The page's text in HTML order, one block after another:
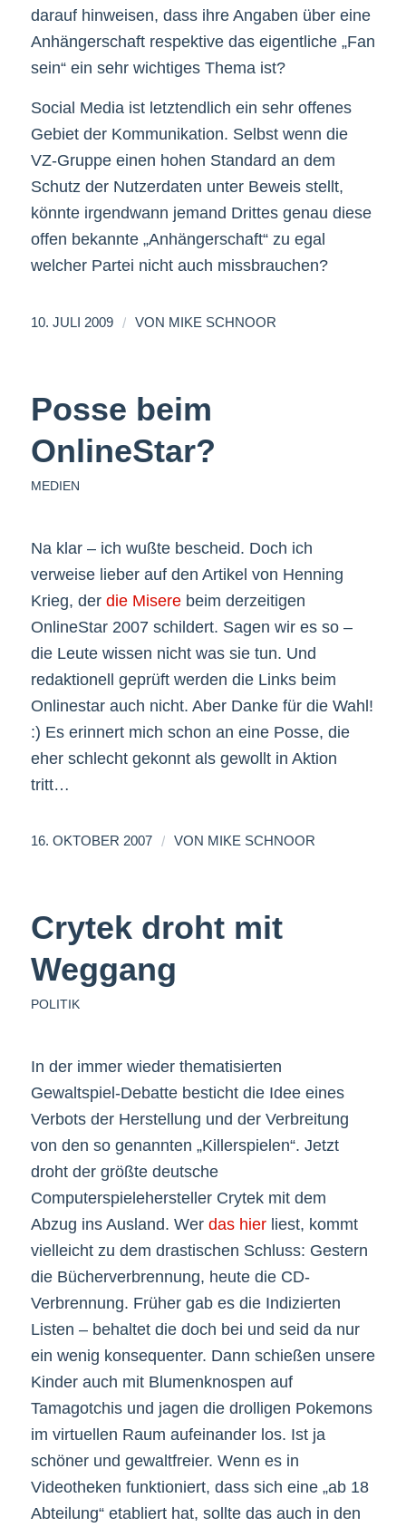
darauf hinweisen, dass ihre Angaben über eine
Anhängerschaft respektive das eigentliche „Fan
sein“ ein sehr wichtiges Thema ist?
Social Media ist letztendlich ein sehr offenes
Gebiet der Kommunikation. Selbst wenn die
VZ-Gruppe einen hohen Standard an dem
Schutz der Nutzerdaten unter Beweis stellt,
könnte irgendwann jemand Drittes genau diese
offen bekannte „Anhängerschaft“ zu egal
welcher Partei nicht auch missbrauchen?
10. JULI 2009 / VON MIKE SCHNOOR
Posse beim
OnlineStar?
MEDIEN
Na klar – ich wußte bescheid. Doch ich
verweise lieber auf den Artikel von Henning
Krieg, der die Miserebeim derzeitigen
OnlineStar 2007 schildert. Sagen wir es so –
die Leute wissen nicht was sie tun. Und
redaktionell geprüft werden die Links beim
Onlinestar auch nicht. Aber Danke für die Wahl!
:) Es erinnert mich schon an eine Posse, die
eher schlecht gekonnt als gewollt in Aktion
tritt…
16. OKTOBER 2007 / VON MIKE SCHNOOR
Crytek droht mit
Weggang
POLITIK
In der immer wieder thematisierten
Gewaltspiel-Debatte besticht die Idee eines
Verbots der Herstellung und der Verbreitung
von den so genannten „Killerspielen“. Jetzt
droht der größte deutsche
Computerspielehersteller Crytek mit dem
Abzug ins Ausland. Wer das hierliest, kommt
vielleicht zu dem drastischen Schluss: Gestern
die Bücherverbrennung, heute die CD-
Verbrennung. Früher gab es die Indizierten
Listen – behaltet die doch bei und seid da nur
ein wenig konsequenter. Dann schießen unsere
Kinder auch mit Blumenknospen auf
Tamagotchis und jagen die drolligen Pokemons
im virtuellen Raum aufeinander los. Ist ja
schöner und gewaltfreier. Wenn es in
Videotheken funktioniert, dass sich eine „ab 18
Abteilung“ etabliert hat, sollte das auch in den